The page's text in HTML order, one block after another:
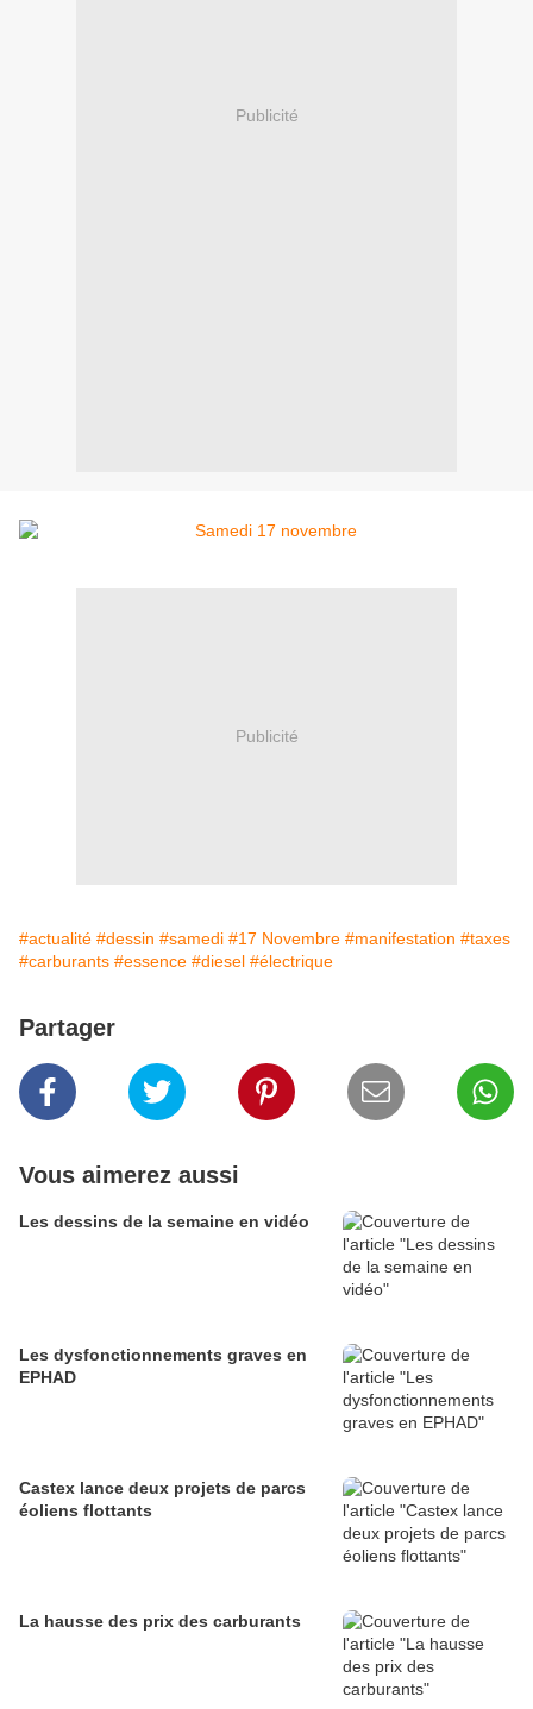
Publicité
Publicité
#actualité #dessin #samedi #17 Novembre #manifestation #taxes
#carburants #essence #diesel #électrique
Partager
Vous aimerez aussi
Les dessins de la semaine en vidéo
Les dysfonctionnements graves en
EPHAD
Castex lance deux projets de parcs
éoliens flottants
La hausse des prix des carburants